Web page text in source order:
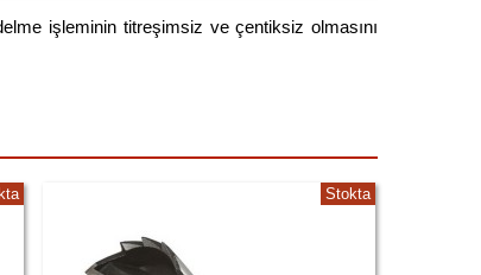
işleminin titreşimsiz ve çentiksiz olmasını
Stokta